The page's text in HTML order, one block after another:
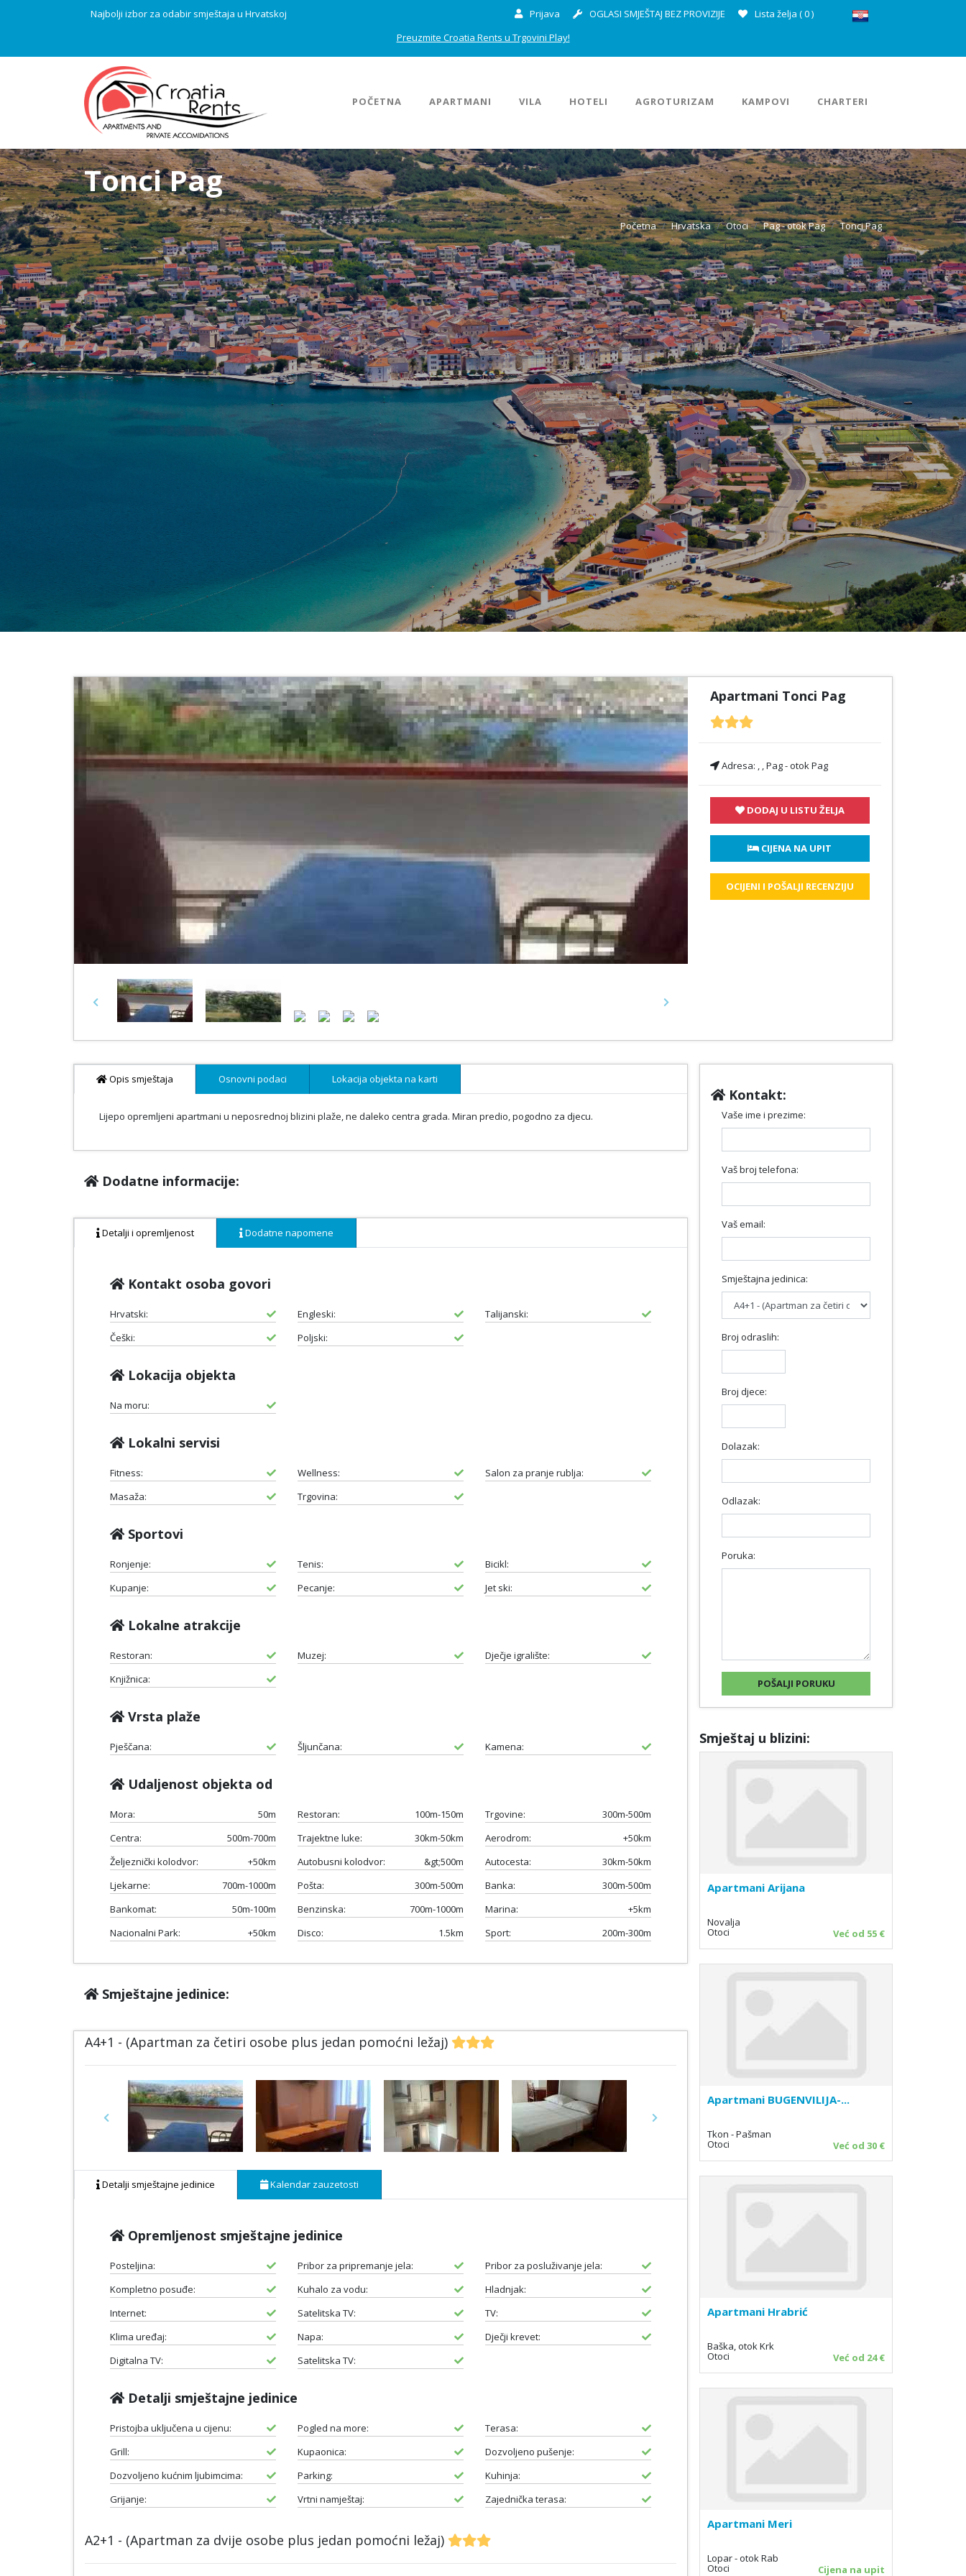
Najbolji izbor za odabir smještaja u Hrvatskoj Prijava OGLASI SMJEŠTAJ BEZ PROVIZIJE Lista želja (0)
Preuzmite Croatia Rents u Trgovini Play!
POČETNA APARTMANI VILA HOTELI AGROTURIZAM KAMPOVI CHARTERI
Tonci Pag
Početna Hrvatska Otoci Pag - otok Pag Tonci Pag
Previous Next
Apartmani Tonci Pag
Adresa: , , Pag - otok Pag
DODAJ U LISTU ŽELJA
CIJENA NA UPIT
OCIJENI I POŠALJI RECENZIJU
Opis smještaja Osnovni podaci Lokacija objekta na karti
Lijepo opremljeni apartmani u neposrednoj blizini plaže, ne daleko centra grada. Miran predio, pogodno za djecu.
Dodatne informacije:
Detalji i opremljenost Dodatne napomene
Kontakt osoba govori
Hrvatski: Engleski:
Talijanski:
Češki:
Poljski:
Lokacija objekta
Na moru:
Lokalni servisi
Fitness: Wellness:
Salon za pranje rublja:
Masaža:
Trgovina:
Sportovi
Ronjenje: Tenis:
Bicikl:
Kupanje:
Pecanje: Jet ski:
Lokalne atrakcije
Restoran: Muzej:
Dječje igralište:
Knjižnica:
Vrsta plaže
Pješčana: Šljunčana: Kamena:
Udaljenost objekta od
Mora: 50m Restoran: 100m-150m Trgovine:
300m-500m
Centra:
500m-700m Trajektne luke: 30km-50km Aerodrom:
+50km
Željeznički kolodvor:
+50km Autobusni kolodvor: &gt;500m Autocesta:
30km-50km
Ljekarne:
700m-1000m Pošta: 300m-500m Banka:
300m-500m
Bankomat:
50m-100m Benzinska: 700m-1000m Marina:
+5km
Nacionalni Park:
+50km Disco: 1.5km Sport: 200m-300m
Smještajne jedinice:
A4+1 - (Apartman za četiri osobe plus jedan pomoćni ležaj)
Previous Next
Detalji smještajne jedinice Kalendar zauzetosti
Opremljenost smještajne jedinice
Posteljina: Pribor za pripremanje jela:
Pribor za posluživanje jela:
Kompletno posuđe:
Kuhalo za vodu:
Hladnjak:
Internet:
Satelitska TV:
TV:
Klima uređaj:
Napa:
Dječji krevet:
Digitalna TV:
Satelitska TV:
Detalji smještajne jedinice
Pristojba uključena u cijenu: Pogled na more:
Terasa:
Grill:
Kupaonica:
Dozvoljeno pušenje:
Dozvoljeno kućnim ljubimcima:
Parking:
Kuhinja:
Grijanje:
Vrtni namještaj: Zajednička terasa:
A2+1 - (Apartman za dvije osobe plus jedan pomoćni ležaj)
Kontakt:
Vaše ime i prezime:
Vaš broj telefona:
Vaš email:
Smještajna jedinica:
Broj odraslih:
Broj djece:
Dolazak:
Odlazak:
Poruka:
Smještaj u blizini:
Apartmani Arijana
Novalja
Otoci Već od 55 €
Apartmani BUGENVILIJA-...
Tkon - Pašman
Otoci Već od 30 €
Apartmani Hrabrić
Baška, otok Krk
Otoci Već od 24 €
Apartmani Meri
Lopar - otok Rab
Otoci Cijena na upit